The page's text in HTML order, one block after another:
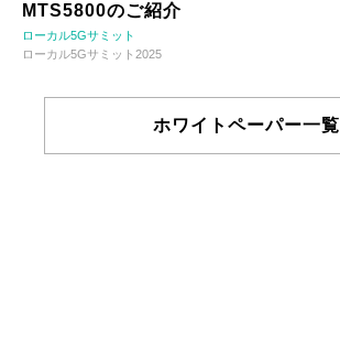
MTS5800のご紹介
ローカル5Gサミット
ローカル5Gサミット2025
ホワイトペーパー一覧